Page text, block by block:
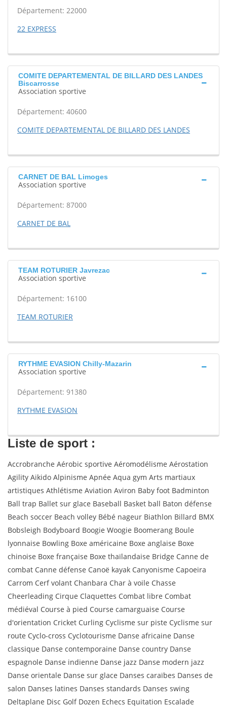
Département: 22000
22 EXPRESS
COMITE DEPARTEMENTAL DE BILLARD DES LANDES
Biscarrosse
Association sportive
Département: 40600
COMITE DEPARTEMENTAL DE BILLARD DES LANDES
CARNET DE BAL Limoges
Association sportive
Département: 87000
CARNET DE BAL
TEAM ROTURIER Javrezac
Association sportive
Département: 16100
TEAM ROTURIER
RYTHME EVASION Chilly-Mazarin
Association sportive
Département: 91380
RYTHME EVASION
Liste de sport :
Accrobranche Aérobic sportive Aéromodélisme Aérostation
Agility Aikido Alpinisme Apnée Aqua gym Arts martiaux
artistiques Athlétisme Aviation Aviron Baby foot Badminton
Ball trap Ballet sur glace Baseball Basket ball Baton défense
Beach soccer Beach volley Bébé nageur Biathlon Billard BMX
Bobsleigh Bodyboard Boogie Woogie Boomerang Boule
lyonnaise Bowling Boxe américaine Boxe anglaise Boxe
chinoise Boxe française Boxe thaïlandaise Bridge Canne de
combat Canne défense Canoë kayak Canyonisme Capoeira
Carrom Cerf volant Chanbara Char à voile Chasse
Cheerleading Cirque Claquettes Combat libre Combat
médiéval Course à pied Course camarguaise Course
d'orientation Cricket Curling Cyclisme sur piste Cyclisme sur
route Cyclo-cross Cyclotourisme Danse africaine Danse
classique Danse contemporaine Danse country Danse
espagnole Danse indienne Danse jazz Danse modern jazz
Danse orientale Danse sur glace Danses caraïbes Danses de
salon Danses latines Danses standards Danses swing
Deltaplane Disc Golf Dozen Echecs Equitation Escalade